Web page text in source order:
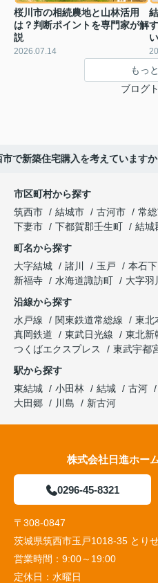
桜川市の相続農地と山林活用
は？判断ポイントを専門家が解
説
2026.07.14
もっ
ブログ
市で新築住宅購入を考えています
市区町村から探す
筑西市
結城市 古河市 常
下妻市
下都賀郡壬生町 結城
町名から探す
大字結城
諸川 玉戸 本石下
新福寺
水海道諏訪町
大字羽
沿線から探す
水戸線
関東鉄道常総線 東北
真岡鉄道
東武日光線 東北新
つくばエクスプレス
東武宇都
駅から探す
東結城
小田林 結城 古河
大田郷
川島 新古河
株式会社日進ホー
0296-45-8321
〒308-0847
茨城県筑西市玉戸1018-35 とり
営業時間： 9:00～19:00
定休日： 水曜日